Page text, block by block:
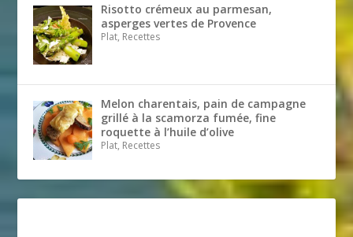
Risotto crémeux au parmesan,
asperges vertes de Provence
Plat, Recettes
Melon charentais, pain de campagne
grillé à la scamorza fumée, fine
roquette à l’huile d’olive
Plat, Recettes